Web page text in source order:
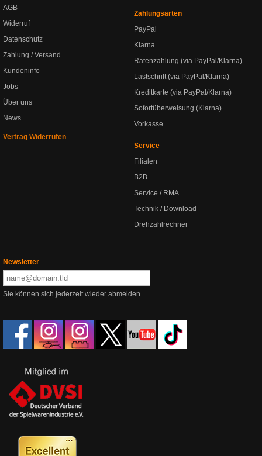
AGB
Widerruf
Datenschutz
Zahlung / Versand
Kundeninfo
Jobs
Über uns
News
Vertrag Widerrufen
Zahlungsarten
PayPal
Klarna
Ratenzahlung (via PayPal/Klarna)
Lastschrift (via PayPal/Klarna)
Kreditkarte (via PayPal/Klarna)
Sofortüberweisung (Klarna)
Vorkasse
Service
Filialen
B2B
Service / RMA
Technik / Download
Drehzahlrechner
Newsletter
Sie können sich jederzeit wieder abmelden.